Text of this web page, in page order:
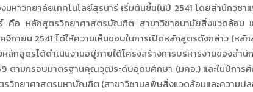
ทยาลัยเทคโนโลยีสุรนารี เริ่มต้นขึ้นในปี 2541 โดยสำนักวิ
คือ หลักสูตรวิทยาศาสตรบัณฑิต สาขาวิชาอนามัยสิ่งแวดล้อม
กายน 2541 ได้ให้ความเห็นชอบในการเปิดหลักสูตรดังกล่าว (หลั
ลักสูตรได้ดำเนินงานอยู่ภายใต้โครงสร้างการบริหารงานของส
ตามกรอบมาตรฐานคุณวุฒิระดับอุดมศึกษา (มคอ.) และในปีการ
วิทยาศาสตรมหาบัณฑิต (สาขาวิชามลพิษสิ่งแวดล้อมและความป